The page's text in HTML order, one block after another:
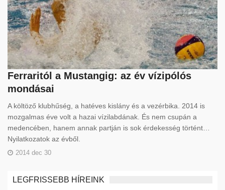
Ferraritól a Mustangig: az év vízipólós
mondásai
A költöző klubhűség, a hatéves kislány és a vezérbika. 2014 is
mozgalmas éve volt a hazai vízilabdának. És nem csupán a
medencében, hanem annak partján is sok érdekesség történt…
Nyilatkozatok az évből.
2014 dec 30
LEGFRISSEBB HÍREINK